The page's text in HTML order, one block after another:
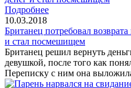
Подробнее
10.03.2018
Британец потребовал
и стал посмешищем
Британец решил вернуть
девушкой, после того как
Переписку с ним она